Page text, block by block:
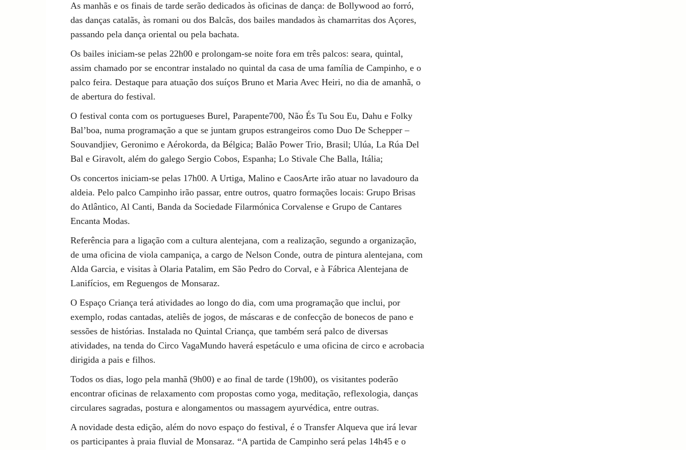
As manhãs e os finais de tarde serão dedicados às oficinas de dança: de Bollywood ao forró,
das danças catalãs, às romani ou dos Balcãs, dos bailes mandados às chamarritas dos Açores,
passando pela dança oriental ou pela bachata.
Os bailes iniciam-se pelas 22h00 e prolongam-se noite fora em três palcos: seara, quintal,
assim chamado por se encontrar instalado no quintal da casa de uma família de Campinho, e o
palco feira. Destaque para atuação dos suíços Bruno et Maria Avec Heiri, no dia de amanhã, o
de abertura do festival.
O festival conta com os portugueses Burel, Parapente700, Não És Tu Sou Eu, Dahu e Folky
Bal’boa, numa programação a que se juntam grupos estrangeiros como Duo De Schepper –
Souvandjiev, Geronimo e Aérokorda, da Bélgica; Balão Power Trio, Brasil; Ulúa, La Rúa Del
Bal e Giravolt, além do galego Sergio Cobos, Espanha; Lo Stivale Che Balla, Itália;
Os concertos iniciam-se pelas 17h00. A Urtiga, Malino e CaosArte irão atuar no lavadouro da
aldeia. Pelo palco Campinho irão passar, entre outros, quatro formações locais: Grupo Brisas
do Atlântico, Al Canti, Banda da Sociedade Filarmónica Corvalense e Grupo de Cantares
Encanta Modas.
Referência para a ligação com a cultura alentejana, com a realização, segundo a organização,
de uma oficina de viola campaniça, a cargo de Nelson Conde, outra de pintura alentejana, com
Alda Garcia, e visitas à Olaria Patalim, em São Pedro do Corval, e à Fábrica Alentejana de
Lanifícios, em Reguengos de Monsaraz.
O Espaço Criança terá atividades ao longo do dia, com uma programação que inclui, por
exemplo, rodas cantadas, ateliês de jogos, de máscaras e de confecção de bonecos de pano e
sessões de histórias. Instalada no Quintal Criança, que também será palco de diversas
atividades, na tenda do Circo VagaMundo haverá espetáculo e uma oficina de circo e acrobacia
dirigida a pais e filhos.
Todos os dias, logo pela manhã (9h00) e ao final de tarde (19h00), os visitantes poderão
encontrar oficinas de relaxamento com propostas como yoga, meditação, reflexologia, danças
circulares sagradas, postura e alongamentos ou massagem ayurvédica, entre outras.
A novidade desta edição, além do novo espaço do festival, é o Transfer Alqueva que irá levar
os participantes à praia fluvial de Monsaraz. “A partida de Campinho será pelas 14h45 e o